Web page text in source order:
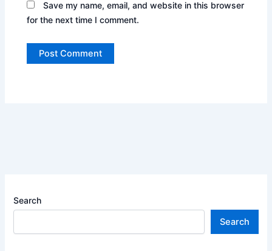
Save my name, email, and website in this browser
for the next time I comment.
Search
Search